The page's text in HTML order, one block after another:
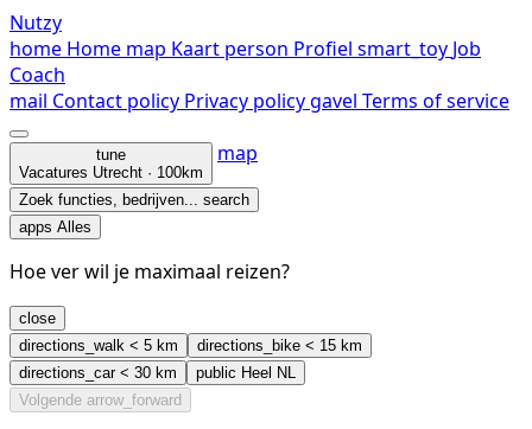
Nutzy
home Home map Kaart person Profiel smart_toy Job
Coach
mail Contact policy Privacy policygavel Terms of service
tune
Vacatures Utrecht · 100km
map
Zoek functies, bedrijven... search
apps Alles
Hoe ver wil je maximaal reizen?
close
directions_walk < 5 km directions_bike < 15 km
directions_car< 30 km public Heel NL
Volgende arrow_forward